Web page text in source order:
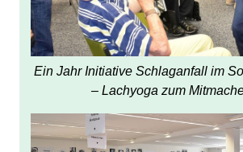
Ein Jahr Initiative Schlaganfall im
– Lachyoga zum